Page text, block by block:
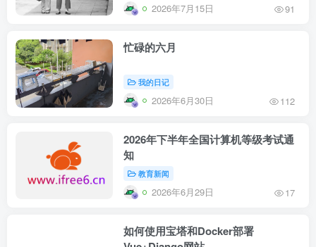
2026年7月15日 91
忙碌的六月
我的日记
2026年6月30日 112
2026年下半年全国计算机等级考试通
知
教育新闻
2026年6月29日 17
如何使用宝塔和Docker部署